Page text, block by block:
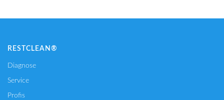
RESTCLEAN®
Diagnose
Service
Profis